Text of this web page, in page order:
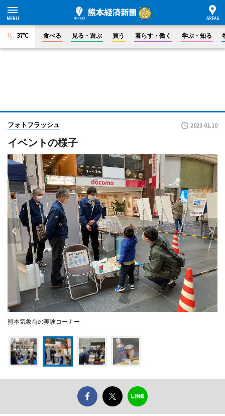
37°C 食べる 見る・遊ぶ 買う 暮らす・働く 学ぶ・知る
フォトフラッシュ 2023.01.10
イベントの様子
熊本気象台の実験コーナー